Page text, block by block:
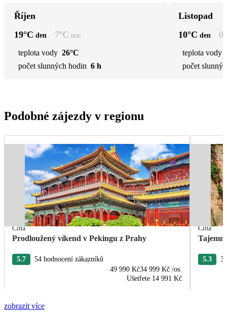
Říjen
19°C den 7°C noc
teplota vody 26°C
počet slunných hodin 6 h
Listopad
10°C den 0
teplota vody
počet
Podobné zájezdy v regionu
Čína
Prodloužený víkend v Pekingu z Prahy
5.7
54 hodnocení zákazníků
49 990 Kč34 999 Kč /os.
Ušetřete 14 991 Kč
Čína
5.3
zobrazit více